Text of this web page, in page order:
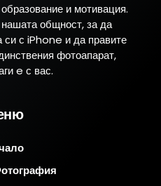
и мотивация.
общност, за да
си с iPhone и да правите
фотоапарат,
e с вас.